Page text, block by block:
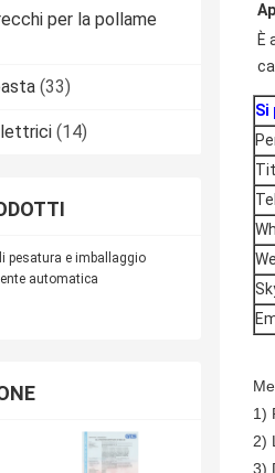
per la pollame
(33)
(14)
pesatura e imballaggio
automatica
È
Si
1)
2)
3)